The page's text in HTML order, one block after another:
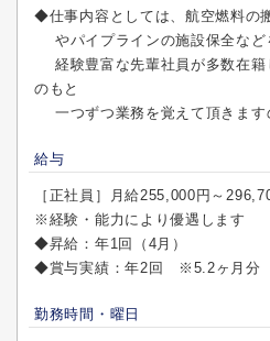
◆仕事内容としては、航空燃料の
やパイプラインの施設保全など
経験豊富な先輩社員が多数在籍
のもと
一つずつ業務を覚えて頂きます
給与
［正社員］月給255,000円～
※経験・能力により優遇します
◆昇給：年1回（4月）
◆賞与実績：年2回 ※5.2ヶ月分
勤務時間・曜日